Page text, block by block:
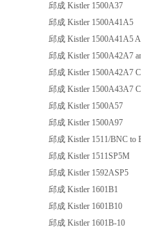
邱成 Kistler 1500A37
邱成 Kistler 1500A41A5
邱成 Kistler 1500A41A5
邱成 Kistler 1500A42A7
邱成 Kistler 1500A42A7
邱成 Kistler 1500A43A7
邱成 Kistler 1500A57
邱成 Kistler 1500A97
邱成 Kistler 1511/BNC to
邱成 Kistler 1511SP5M
邱成 Kistler 1592ASP5
邱成 Kistler 1601B1
邱成 Kistler 1601B10
邱成 Kistler 1601B-10